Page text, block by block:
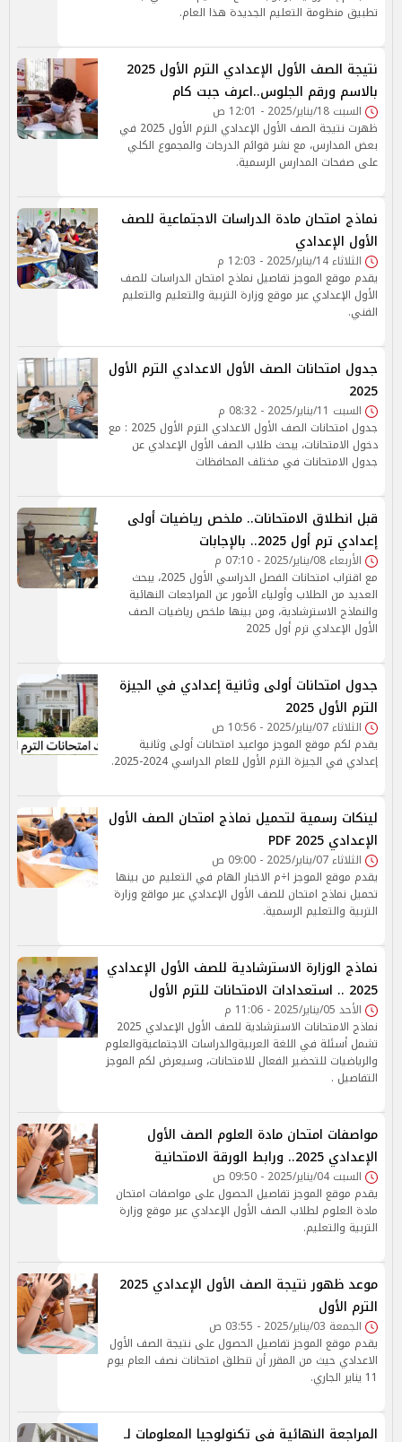
تطبيق منظومة التعليم الجديدة هذا العام.
نتيجة الصف الأول الإعدادي الترم الأول 2025
بالاسم ورقم الجلوس..اعرف جبت كام
السبت 18/يناير/2025 - 12:01 ص
ظهرت نتيجة الصف الأول الإعدادي الترم الأول 2025 في
بعض المدارس، مع نشر قوائم الدرجات والمجموع الكلي
على صفحات المدارس الرسمية.
نماذج امتحان مادة الدراسات الاجتماعية للصف
الأول الإعدادي
الثلاثاء 14/يناير/2025 - 12:03 م
يقدم موقع الموجز تفاصيل نماذج امتحان الدراسات للصف
الأول الإعدادي عبر موقع وزارة التربية والتعليم والتعليم
الفني.
جدول امتحانات الصف الأول الاعدادي الترم الأول
2025
السبت 11/يناير/2025 - 08:32 م
جدول امتحانات الصف الأول الاعدادي الترم الأول 2025 : مع
دخول الامتحانات، يبحث طلاب الصف الأول الإعدادي عن
جدول الامتحانات في مختلف المحافظات
قبل انطلاق الامتحانات.. ملخص رياضيات أولى
إعدادي ترم أول 2025.. بالإجابات
الأربعاء 08/يناير/2025 - 07:10 م
مع اقتراب امتحانات الفصل الدراسي الأول 2025، يبحث
العديد من الطلاب وأولياء الأمور عن المراجعات النهائية
والنماذج الاسترشادية، ومن بينها ملخص رياضيات الصف
الأول الإعدادي ترم أول 2025
جدول امتحانات أولى وثانية إعدادي في الجيزة
الترم الأول 2025
الثلاثاء 07/يناير/2025 - 10:56 ص
يقدم لكم موقع الموجز مواعيد امتحانات أولى وثانية
إعدادي في الجيزة الترم الأول للعام الدراسي 2024-2025.
لينكات رسمية لتحميل نماذج امتحان الصف الأول
الإعدادي 2025 PDF
الثلاثاء 07/يناير/2025 - 09:00 ص
يقدم موقع الموجز ا÷م الاخبار الهام في التعليم من بينها
تحميل نماذج امتحان للصف الأول الإعدادي عبر مواقع وزارة
التربية والتعليم الرسمية.
نماذج الوزارة الاسترشادية للصف الأول الإعدادي
2025 .. استعدادات الامتحانات للترم الأول
الأحد 05/يناير/2025 - 11:06 م
نماذج الامتحانات الاسترشادية للصف الأول الإعدادي 2025
تشمل أسئلة في اللغة العربيةوالدراسات الاجتماعيةوالعلوم
والرياضيات للتحضير الفعال للامتحانات، وسيعرض لكم الموجز
التفاصيل .
مواصفات امتحان مادة العلوم الصف الأول
الإعدادي 2025.. ورابط الورقة الامتحانية
السبت 04/يناير/2025 - 09:50 ص
يقدم موقع الموجز تفاصيل الحصول على مواصفات امتحان
مادة العلوم لطلاب الصف الأول الإعدادي عبر موقع وزارة
التربية والتعليم.
موعد ظهور نتيجة الصف الأول الإعدادي 2025
الترم الأول
الجمعة 03/يناير/2025 - 03:55 ص
يقدم موقع الموجز تفاصيل الحصول على نتيجة الصف الأول
الاعدادي حيث من المقرر أن تنطلق امتحانات نصف العام يوم
11 يناير الجاري.
المراجعة النهائية في تكنولوجيا المعلومات لـ